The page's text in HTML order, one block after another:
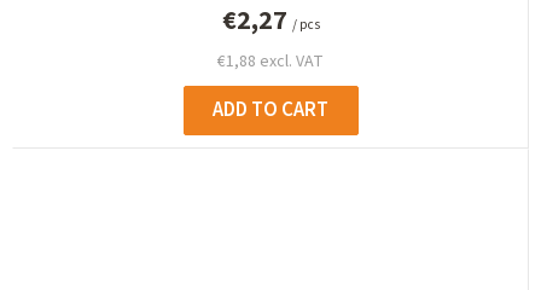
€1,88 excl. VAT
€2,27 / pcs
ADD TO CART